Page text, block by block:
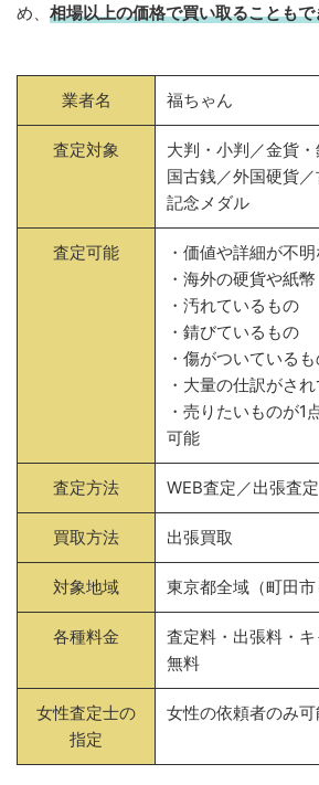
め、 相場以上の価格で買い取ることもで
業者名 福ちゃん
査定対象
大判・小判／金貨
国古銭／外国硬貨
記念メダル
査定可能
・価値や詳細が不
・海外の硬貨や紙幣
・汚れているもの
・錆びているもの
・傷がついている
・大量の仕訳がさ
・売りたいものが1
可能
査定方法 WEB査定／出張査定
買取方法 出張買取
対象地域 東京都全域（町田市
各種料金
査定料・出張料・
無料
女性査定士の
指定
女性の依頼者のみ